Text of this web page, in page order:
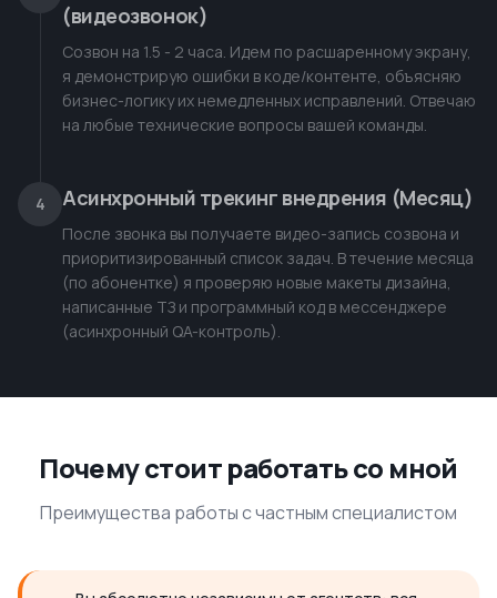
(видеозвонок)
Созвон на 1.5 - 2 часа. Идем по расшаренному экрану,
я демонстрирую ошибки в коде/контенте, объясняю
бизнес-логику их немедленных исправлений. Отвечаю
на любые технические вопросы вашей команды.
4 Асинхронный трекинг внедрения (Месяц)
После звонка вы получаете видео-запись созвона и
приоритизированный список задач. В течение месяца
(по абонентке) я проверяю новые макеты дизайна,
написанные ТЗ и программный код в мессенджере
(асинхронный QA-контроль).
Почему стоит работать со мной
Преимущества работы с частным специалистом